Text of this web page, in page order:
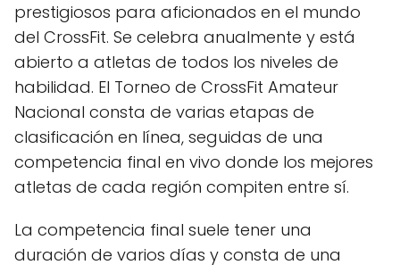
prestigiosos para aficionados en el mundo
del CrossFit. Se celebra anualmente y está
abierto a atletas de todos los niveles de
habilidad. El Torneo de CrossFit Amateur
Nacional consta de varias etapas de
clasificación en línea, seguidas de una
competencia final en vivo donde los mejores
atletas de cada región compiten entre sí.
La competencia final suele tener una
duración de varios días y consta de una